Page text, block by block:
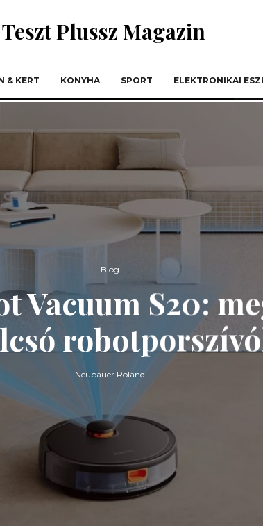
Teszt Plussz Magazin
& KERT KONYHA SPORT ELEKTRONIKAI
Blog
Vacuum S20:
Neubauer Roland